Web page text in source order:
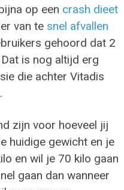
op een crash dieet
van te snel afvallen
gehoord dat 2
is nog altijd erg
die achter Vitadis
zijn voor hoeveel jij
huidige gewicht en je
en wil je 70 kilo gaan
gaan dan wanneer